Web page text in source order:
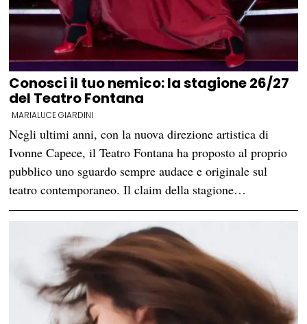
Conosci il tuo nemico: la stagione 26/27
del Teatro Fontana
MARIALUCE GIARDINI
Negli ultimi anni, con la nuova direzione artistica di
Ivonne Capece, il Teatro Fontana ha proposto al proprio
pubblico uno sguardo sempre audace e originale sul
teatro contemporaneo. Il claim della stagione…